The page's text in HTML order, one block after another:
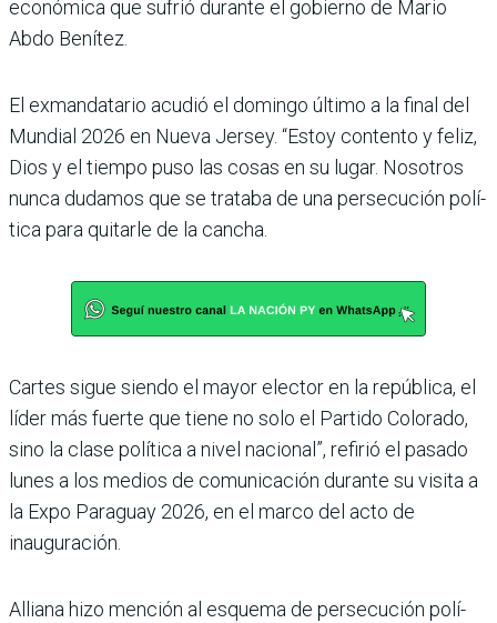
económica que sufrió durante el gobierno de Mario
Abdo Benítez.
El exmandatario acudió el domingo último a la final del
Mundial 2026 en Nueva Jer­sey. “Estoy contento y feliz,
Dios y el tiempo puso las cosas en su lugar. Nosotros
nunca dudamos que se tra­taba de una persecución polí­
tica para quitarle de la cancha.
Cartes sigue siendo el mayor elector en la república, el
líder más fuerte que tiene no solo el Partido Colorado,
sino la clase política a nivel nacio­nal”, refirió el pasado
lunes a los medios de comunicación durante su visita a
la Expo Paraguay 2026, en el marco del acto de
inauguración.
Alliana hizo mención al esquema de persecución polí­